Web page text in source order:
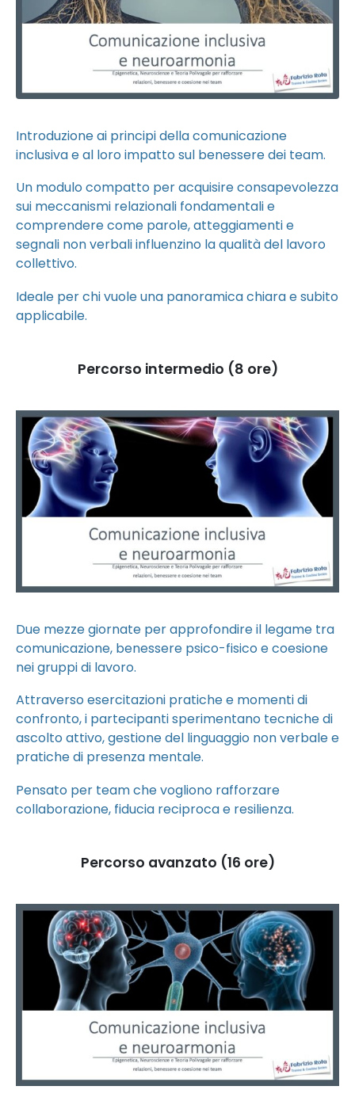
Introduzione ai principi della comunicazione
inclusiva e al loro impatto sul benessere dei team.
Un modulo compatto per acquisire consapevolezza
sui meccanismi relazionali fondamentali e
comprendere come parole, atteggiamenti e
segnali non verbali influenzino la qualità del lavoro
collettivo.
Ideale per chi vuole una panoramica chiara e subito
applicabile.
Percorso intermedio (8 ore)
Due mezze giornate per approfondire il legame tra
comunicazione, benessere psico-fisico e coesione
nei gruppi di lavoro.
Attraverso esercitazioni pratiche e momenti di
confronto, i partecipanti sperimentano tecniche di
ascolto attivo, gestione del linguaggio non verbale e
pratiche di presenza mentale.
Pensato per team che vogliono rafforzare
collaborazione, fiducia reciproca e resilienza.
Percorso avanzato (16 ore)